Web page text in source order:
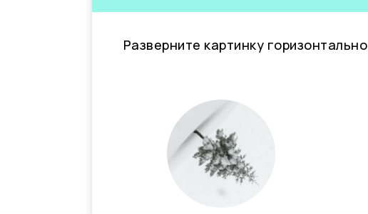
Разверните картинку горизонтально